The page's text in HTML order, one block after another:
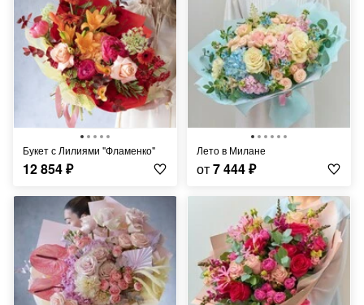
Букет с Лилиями "Фламенко"
12 854₽
Лето в Милане
от7 444₽